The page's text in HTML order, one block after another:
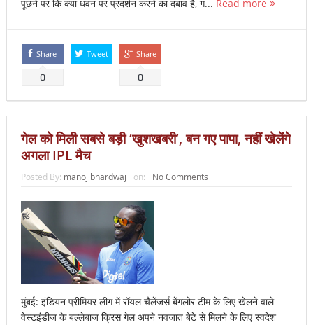
पूछने पर कि क्या धवन पर प्रदर्शन करने का दबाव है, ग... Read more
Share
0
Tweet Share
0
गेल को मिली सबसे बड़ी ‘खुशखबरी’, बन गए पापा, नहीं खेलेंगे
अगला IPL मैच
Posted By: manoj bhardwaj on: No Comments
मुंबई: इंडियन प्रीमियर लीग में रॉयल चैलेंजर्स बेंगलोर टीम के लिए खेलने वाले
वेस्टइंडीज के बल्लेबाज क्रिस गेल अपने नवजात बेटे से मिलने के लिए स्वदेश